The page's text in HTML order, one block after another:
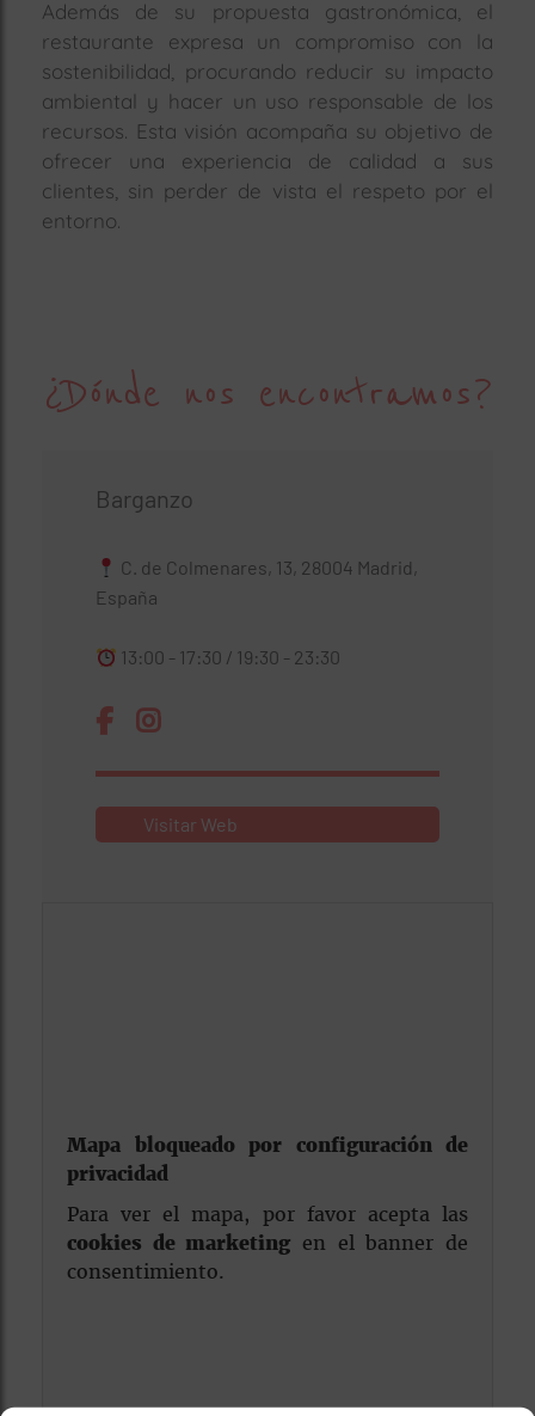
Además de su propuesta gastronómica, el
restaurante expresa un compromiso con la
sostenibilidad, procurando reducir su impacto
ambiental y hacer un uso responsable de los
recursos. Esta visión acompaña su objetivo de
ofrecer una experiencia de calidad a sus
clientes, sin perder de vista el respeto por el
entorno.
¿Dónde nos encontramos?
Barganzo
C. de Colmenares, 13, 28004 Madrid,
España
13:00 - 17:30 / 19:30 - 23:30
Visitar Web
Mapa bloqueado por configuración de
privacidad
Para ver el mapa, por favor acepta las
cookies de marketing en el banner de
consentimiento.